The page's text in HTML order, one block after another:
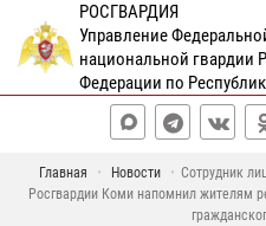
РОСГВАРДИЯ
Управление
национальной гвардии
Федерации по
Главная Новости
Сотрудник
Росгвардии Коми напомнил жителям